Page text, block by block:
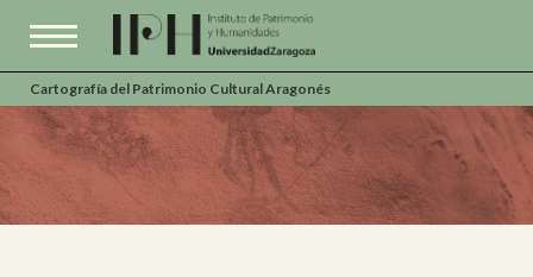
Cartografía del Patrimonio Cultural Aragonés